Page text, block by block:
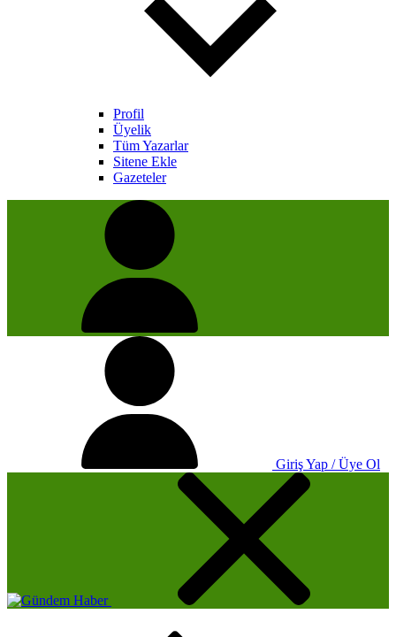
Profil
Üyelik
Tüm Yazarlar
Sitene Ekle
Gazeteler
Giriş Yap / Üye Ol